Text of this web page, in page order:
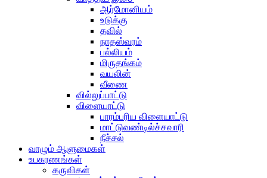
ஆர்மோனியம்
உடுக்கு
தவில்
நாதஸ்வரம்
பல்லியம்
மிருதங்கம்
வயலின்
வீணை
வில்லுப்பாட்டு
விளையாட்டு
பாரம்பரிய விளையாட்டு
மாட்டுவண்டில்ச்சவாரி
நீச்சல்
வாழும் ஆளுமைகள்
உபகரணங்கள்
கருவிகள்